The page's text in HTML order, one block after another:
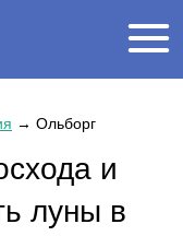
→ Ольборг
и
луны в